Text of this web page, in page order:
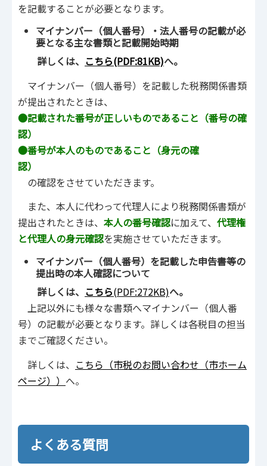
を記載することが必要となります。
マイナンバー（個人番号）・法人番号の記載が必
要となる主な書類と記載開始時期
詳しくは、 こちら(PDF:81KB)へ。
マイナンバー（個人番号）を記載した税務関係書類
が提出されたときは、
●記載された番号が正しいものであること（番号の確
認）
●番号が本人のものであること（身元の確
認）
の確認をさせていただきます。
また、本人に代わって代理人により税務関係書類が
提出されたときは、 本人の番号確認に加えて、 代理権
と代理人の身元確認を実施させていただきます。
マイナンバー（個人番号）を記載した申告書等の
提出時の本人確認について
詳しくは、 こちら(PDF:272KB)へ。
上記以外にも様々な書類へマイナンバー（個人番
号）の記載が必要となります。詳しくは各税目の担当
までご確認ください。
詳しくは、 こちら（市税のお問い合わせ（市ホーム
ページ）） へ。
よくある質問